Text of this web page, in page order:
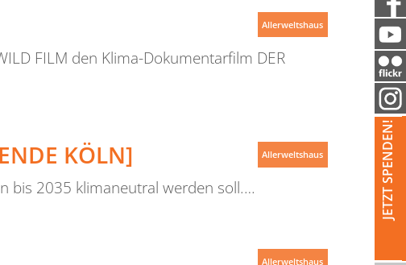
JETZT SPENDEN!
FILM den Klima-Dokumentarfilm DER
Allerweltshaus
KÖLN]
bis 2035 klimaneutral werden soll.…
Allerweltshaus
Allerweltshaus